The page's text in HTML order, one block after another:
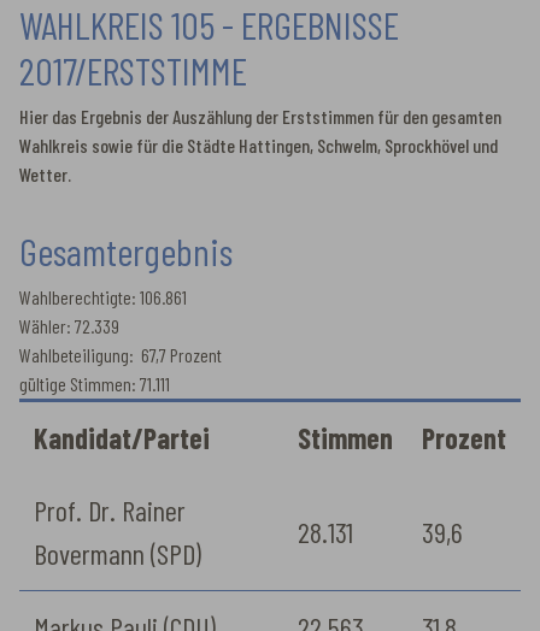
WAHLKREIS 105 - ERGEBNISSE
2017/ERSTSTIMME
Hier das Ergebnis der Auszählung der Erststimmen für den gesamten
Wahlkreis sowie für die Städte Hattingen, Schwelm, Sprockhövel und
Wetter.
Gesamtergebnis
Wahlberechtigte: 106.861
Wähler: 72.339
Wahlbeteiligung: 67,7 Prozent
gültige Stimmen: 71.111
Kandidat/Partei Stimmen Prozent
Prof. Dr. Rainer
Bovermann (SPD)
28.131 39,6